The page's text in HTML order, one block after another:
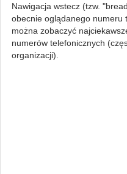
Nawigacja wstecz (tzw.
obecnie oglądanego numeru
można zobaczyć
numerów telefonicznych
organizacji).